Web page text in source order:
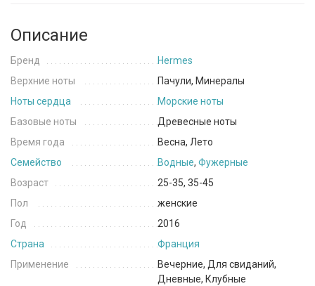
Описание
Бренд
Hermes
Верхние ноты
Пачули, Минералы
Ноты сердца
Морские ноты
Базовые ноты
Древесные ноты
Время года
Весна, Лето
Семейство
Водные, Фужерные
Возраст
25-35, 35-45
Пол
женские
Год
2016
Страна
Франция
Применение
Вечерние, Для свиданий,
Дневные, Клубные